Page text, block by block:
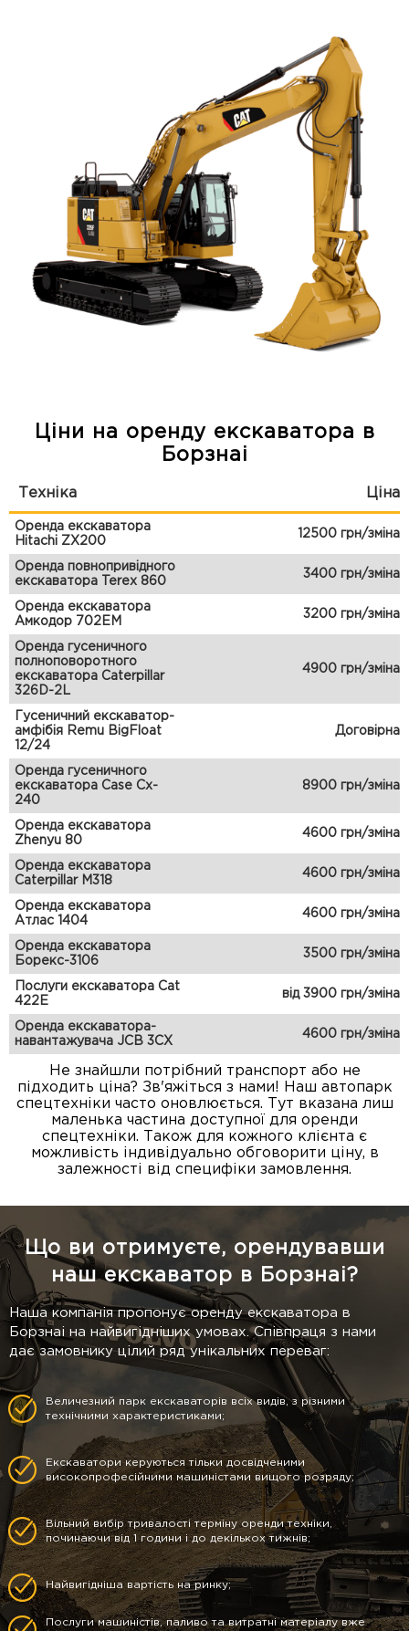
Ціни на оренду екскаватора в
Борзнаі
Техніка Ціна
Оренда екскаватора
Hitachi ZX200
12500 грн/зміна
Оренда повнопривідного
екскаватора Terex 860
3400 грн/зміна
Оренда екскаватора
Амкодор 702ЕМ
3200 грн/зміна
Оренда гусеничного
полноповоротного
екскаватора Caterpillar
326D-2L
4900 грн/зміна
Гусеничний екскаватор-
амфібія Remu BigFloat
12/24
Договірна
Оренда гусеничного
екскаватора Case Cx-
240
8900 грн/зміна
Оренда екскаватора
Zhenyu 80
4600 грн/зміна
Оренда екскаватора
Caterpillar M318
4600 грн/зміна
Оренда екскаватора
Атлас 1404
4600 грн/зміна
Оренда екскаватора
Борекс-3106
3500 грн/зміна
Послуги екскаватора Cat
422E
від 3900 грн/зміна
Оренда екскаватора-
навантажувача JCB 3CX
4600 грн/зміна
Не знайшли потрібний транспорт або не
підходить ціна? Зв'яжіться з нами! Наш автопарк
спецтехніки часто оновлюється. Тут вказана лиш
маленька частина доступної для оренди
спецтехніки. Також для кожного клієнта є
можливість індивідуально обговорити ціну, в
залежності від специфіки замовлення.
Що ви отримуєте, орендувавши
наш екскаватор в Борзнаі?
Наша компанія пропонує оренду екскаватора в
Борзнаі на найвигідніших умовах. Співпраця з нами
дає замовнику цілий ряд унікальних переваг:
Величезний парк екскаваторів всіх видів, з різними
технічними характеристиками;
Екскаватори керуються тільки досвідченими
високопрофесійними машиністами вищого розряду;
Вільний вибір тривалості терміну оренди техніки,
починаючи від 1 години і до декількох тижнів;
Найвигідніша вартість на ринку;
Послуги машиністів, паливо та витратні матеріалу вже